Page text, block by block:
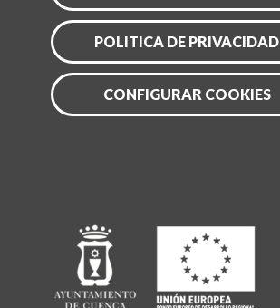
POLITICA DE PRIVACIDAD
CONFIGURAR COOKIES